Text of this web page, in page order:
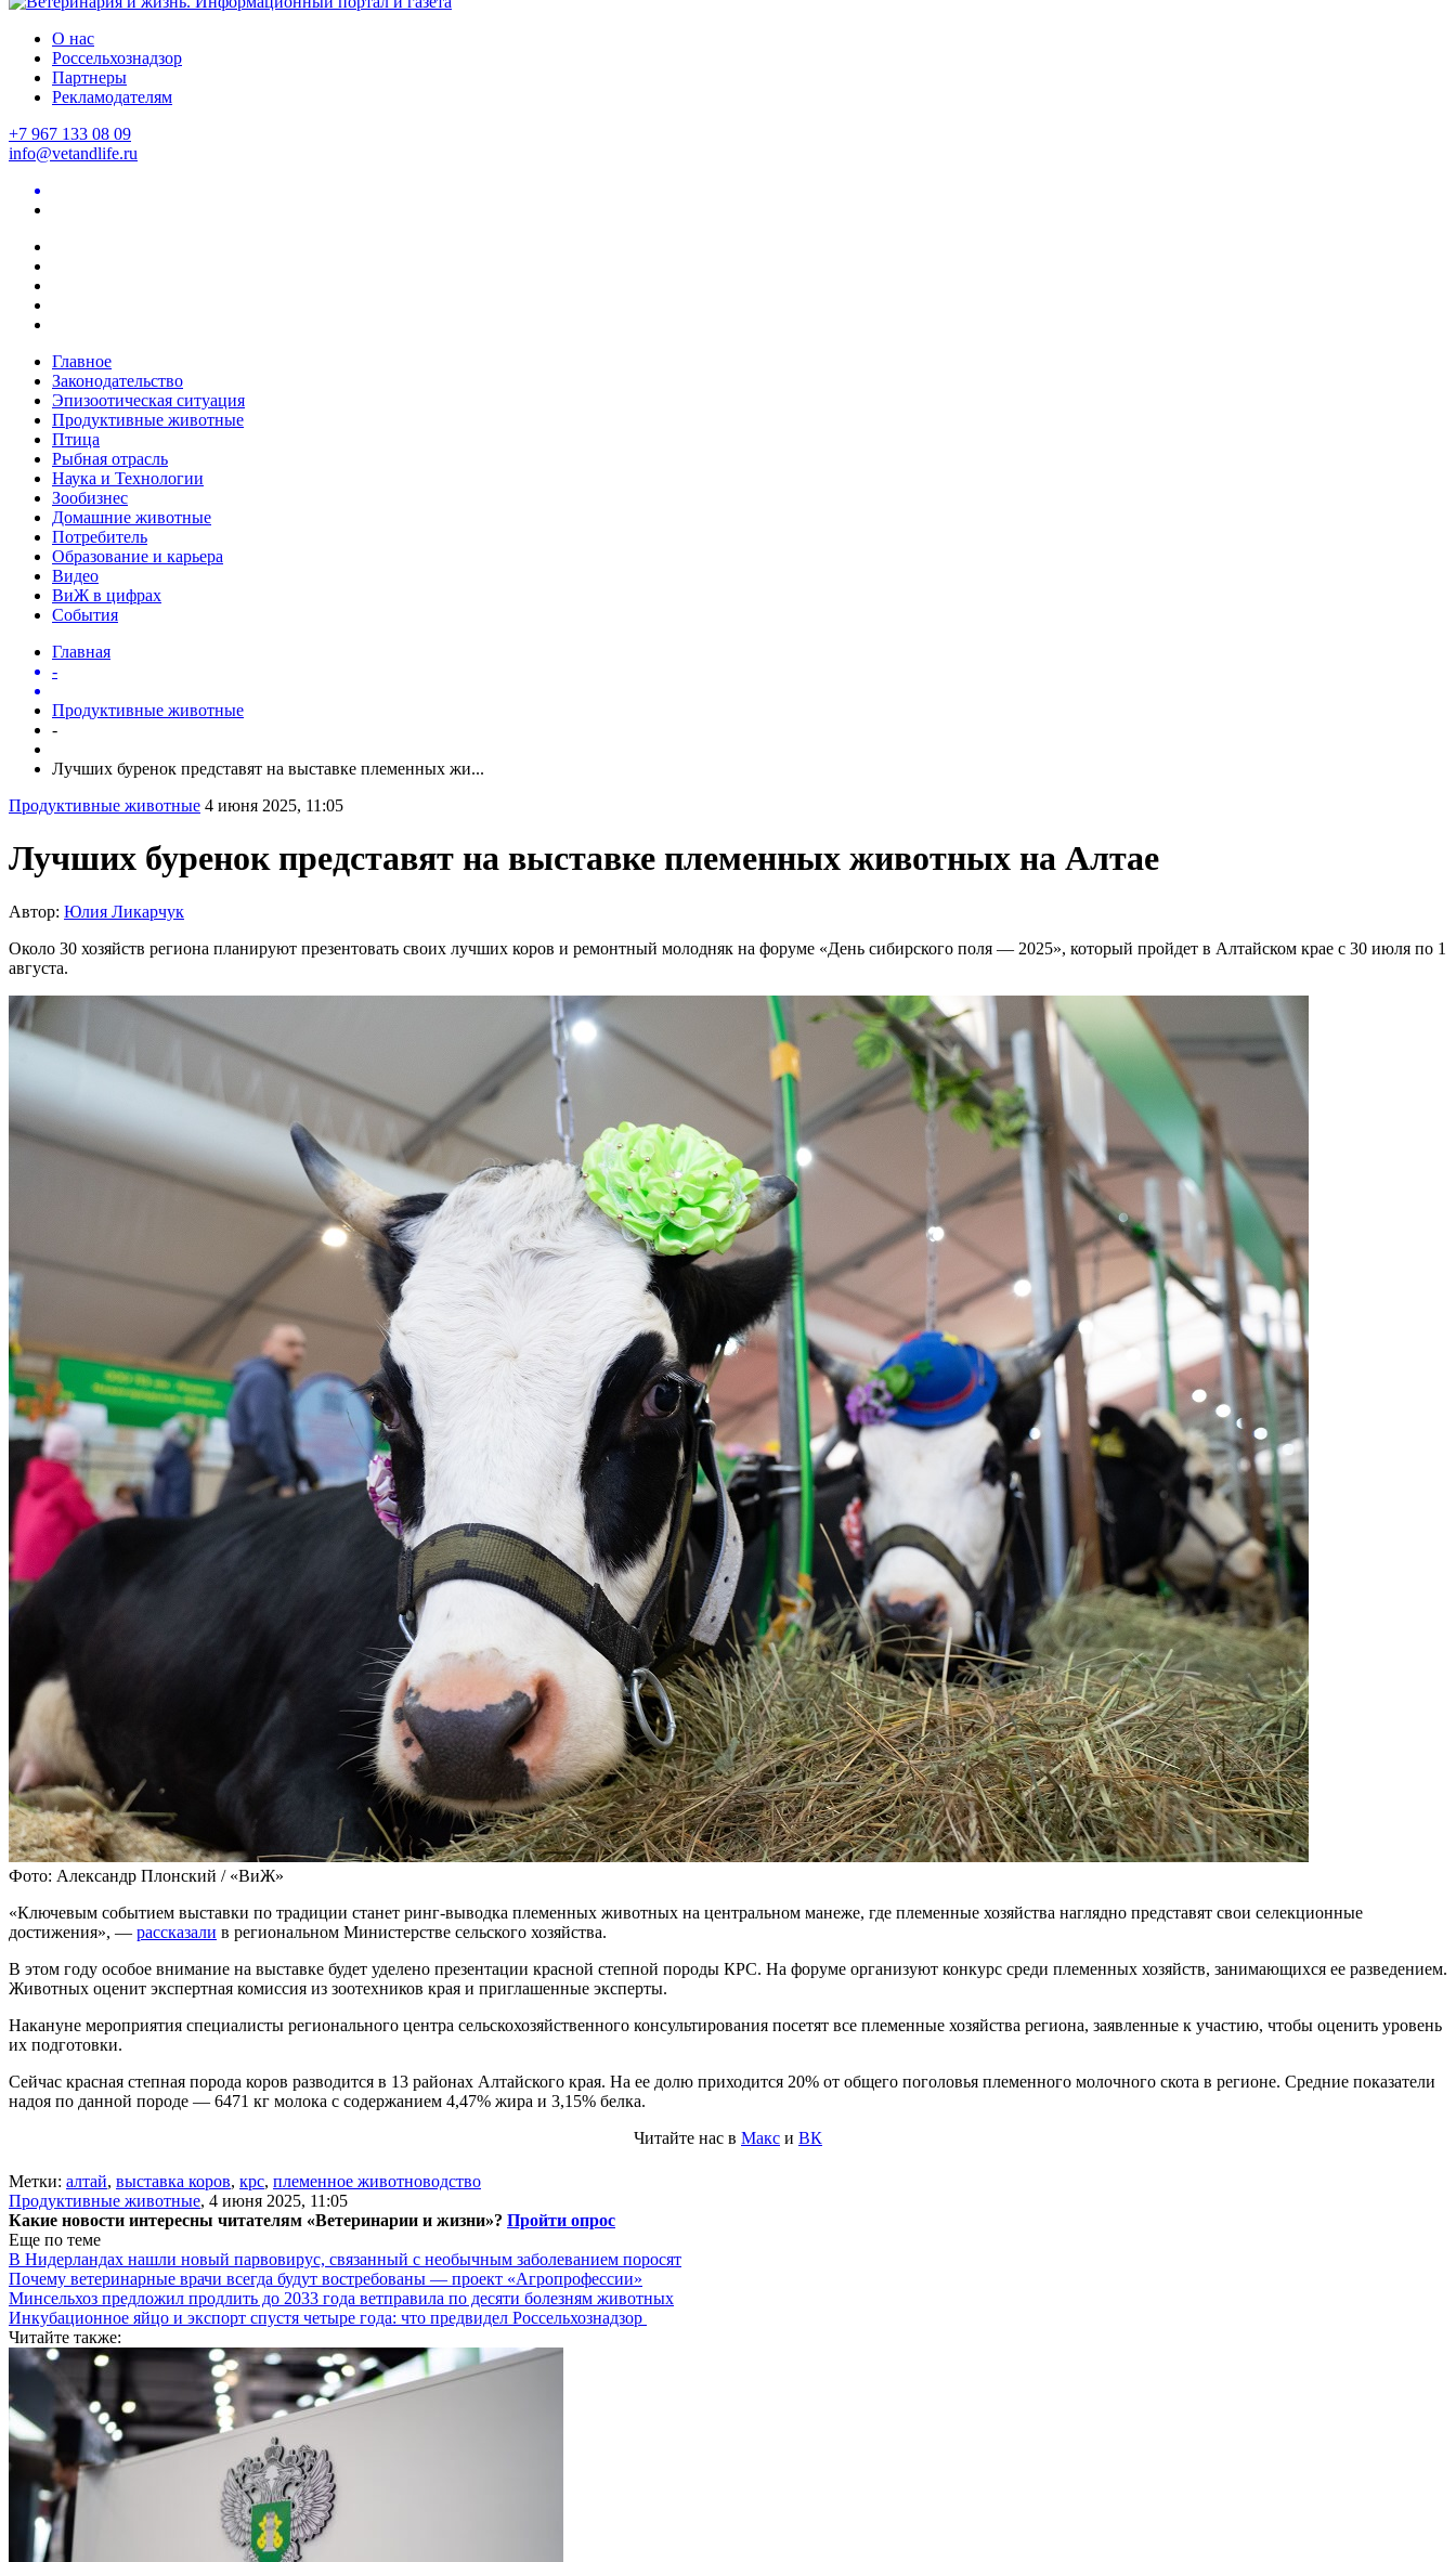
О нас
Россельхознадзор
Партнеры
Рекламодателям
+7 967 133 08 09
info@vetandlife.ru
Главное
Законодательство
Эпизоотическая ситуация
Продуктивные животные
Птица
Рыбная отрасль
Наука и Технологии
Зообизнес
Домашние животные
Потребитель
Образование и карьера
Видео
ВиЖ в цифрах
События
Главная
-
Продуктивные животные
-
Лучших буренок представят на выставке племенных жи...
Продуктивные животные 4 июня 2025, 11:05
Лучших буренок представят на выставке племенных животных на Алтае
Автор: Юлия Ликарчук
Около 30 хозяйств региона планируют презентовать своих лучших коров и ремонтный молодняк на форуме «День сибирского поля — 2025», который пройдет в Алтайском крае с 30 июля по 1
августа.
Фото: Александр Плонский / «ВиЖ»
«Ключевым событием выставки по традиции станет ринг-выводка племенных животных на центральном манеже, где племенные хозяйства наглядно представят свои селекционные
достижения», — рассказали в региональном Министерстве сельского хозяйства.
В этом году особое внимание на выставке будет уделено презентации красной степной породы КРС. На форуме организуют конкурс среди племенных хозяйств, занимающихся ее разведением.
Животных оценит экспертная комиссия из зоотехников края и приглашенные эксперты.
Накануне мероприятия специалисты регионального центра сельскохозяйственного консультирования посетят все племенные хозяйства региона, заявленные к участию, чтобы оценить уровень
их подготовки.
Сейчас красная степная порода коров разводится в 13 районах Алтайского края. На ее долю приходится 20% от общего поголовья племенного молочного скота в регионе. Средние показатели
надоя по данной породе — 6471 кг молока с содержанием 4,47% жира и 3,15% белка.
Читайте нас в Макс и ВК
Метки: алтай, выставка коров, крс, племенное животноводство
Продуктивные животные, 4 июня 2025, 11:05
Какие новости интересны читателям «Ветеринарии и жизни»? Пройти опрос
Еще по теме
В Нидерландах нашли новый парвовирус, связанный с необычным заболеванием поросят
Почему ветеринарные врачи всегда будут востребованы — проект «Агропрофессии»
Минсельхоз предложил продлить до 2033 года ветправила по десяти болезням животных
Инкубационное яйцо и экспорт спустя четыре года: что предвидел Россельхознадзор
Читайте также: